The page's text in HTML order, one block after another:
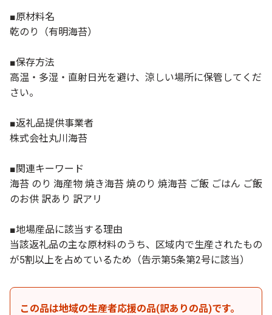
■原材料名
乾のり（有明海苔）
■保存方法
高温・多湿・直射日光を避け、涼しい場所に保管してくだ
さい。
■返礼品提供事業者
株式会社丸川海苔
■関連キーワード
海苔 のり 海産物 焼き海苔 焼のり 焼海苔 ご飯 ごはん ご飯
のお供 訳あり 訳アリ
■地場産品に該当する理由
当該返礼品の主な原材料のうち、区域内で生産されたもの
が5割以上を占めているため（告示第5条第2号に該当）
この品は地域の生産者応援の品(訳ありの品)です。